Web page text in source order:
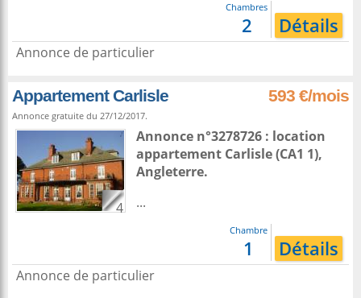
Chambres
2 Détails
Annonce de particulier
Appartement Carlisle 593 €/mois
Annonce gratuite du 27/12/2017.
4
Annonce n°3278726 : location
appartement Carlisle(CA1 1),
Angleterre.
...
Chambre
1 Détails
Annonce de particulier